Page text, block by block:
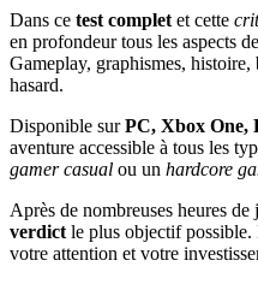
Dans ce test complet et cette
en profondeur tous les aspects
Gameplay, graphismes, histoire,
hasard.
Disponible surPC, Xbox One,
aventure accessible à tous les
gamer casual ou un hardcore
Après de nombreuses heures
verdict le plus objectif
votre attention et votre